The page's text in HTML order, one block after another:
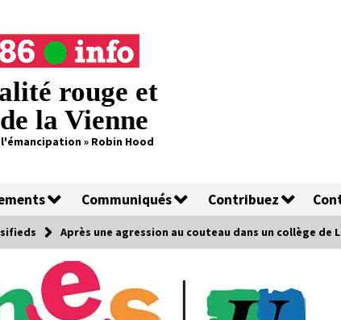
rouge et
la Vienne
» Robin Hood
Communiqués Contribuez
Après une agression au couteau dans un collège de